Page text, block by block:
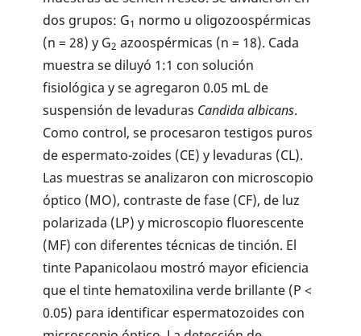
dos grupos: G1 normo u oligozoospérmicas
(n = 28) y G2 azoospérmicas (n = 18). Cada
muestra se diluyó 1:1 con solución
fisiológica y se agregaron 0.05 mL de
suspensión de levaduras Candida albicans.
Como control, se procesaron testigos puros
de espermato-zoides (CE) y levaduras (CL).
Las muestras se analizaron con microscopio
óptico (MO), contraste de fase (CF), de luz
polarizada (LP) y microscopio fluorescente
(MF) con diferentes técnicas de tinción. El
tinte Papanicolaou mostró mayor eficiencia
que el tinte hematoxilina verde brillante (P <
0.05) para identificar espermatozoides con